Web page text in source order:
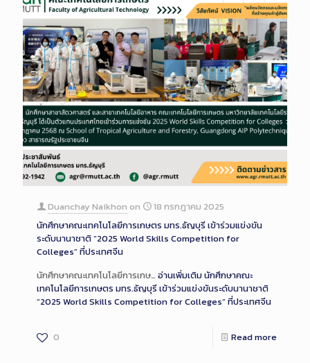
Duanchay Naikhon on
18 กรกฎาคม 2025
นักศึกษาคณะเทคโนโลยีการเกษตร มทร.ธัญบุรี เข้าร่วมแข่งขัน
ระดับนานาชาติ “2025 World Skills Competition for
Colleges” ที่ประเทศจีน
นักศึกษาคณะเทคโนโลยีการเกษ… อ่านเพิ่มเติมนักศึกษาคณะ
เทคโนโลยีการเกษตร มทร.ธัญบุรี เข้าร่วมแข่งขันระดับนานาชาติ
“2025 World Skills Competition for Colleges” ที่ประเทศจีน
0 Read more